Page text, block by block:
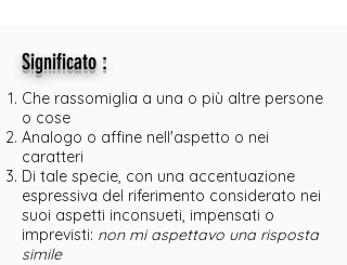
Significato:
Che rassomiglia a una o più altre persone
o cose
Analogo o affine nell'aspetto o nei
caratteri
Di tale specie, con una accentuazione
espressiva del riferimento considerato nei
suoi aspetti inconsueti, impensati o
imprevisti: non mi aspettavo una risposta
simile